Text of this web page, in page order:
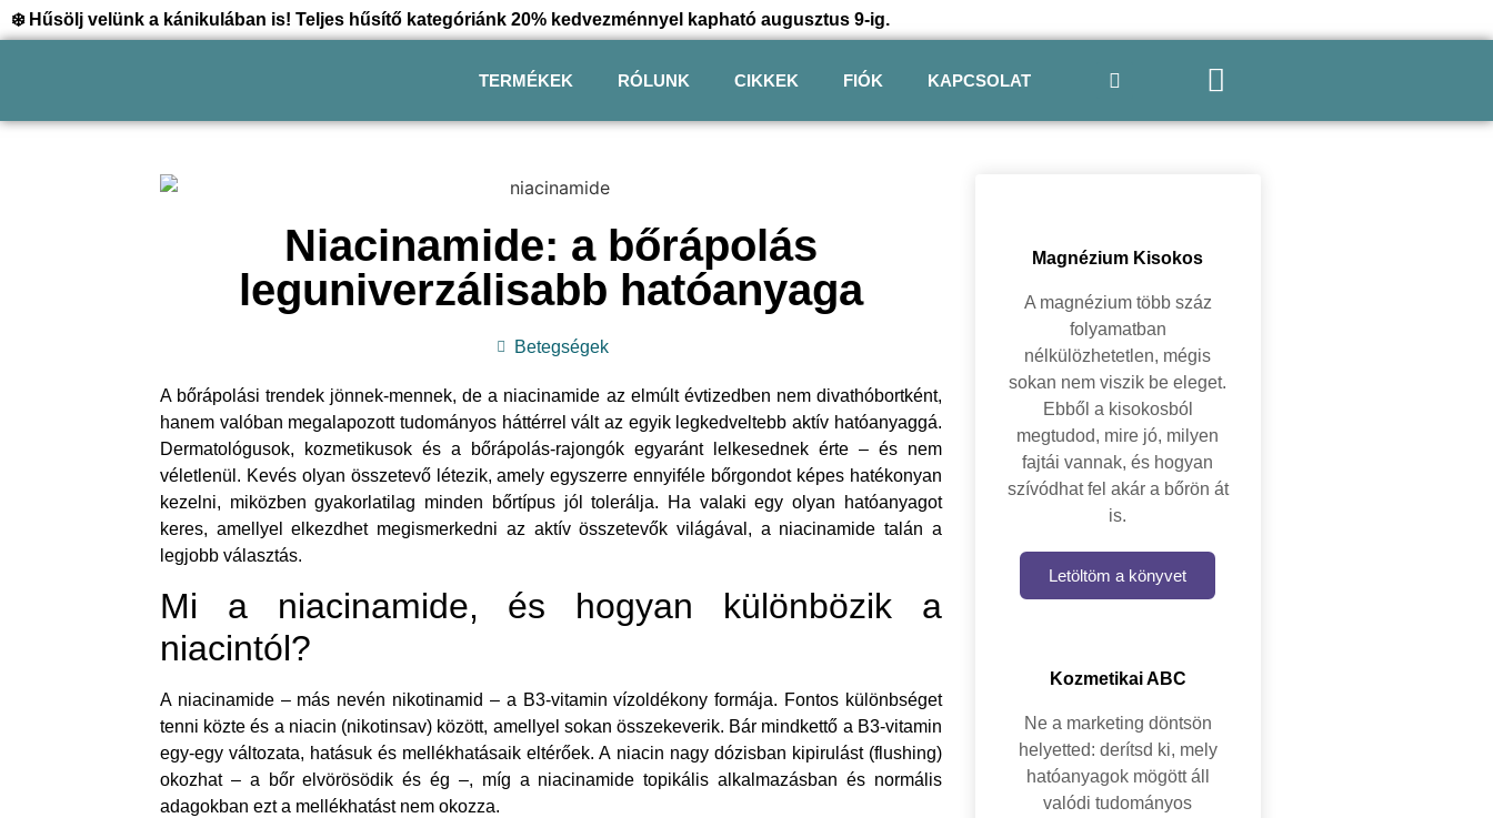
❄️ Hűsölj velünk a kánikulában is! Teljes hűsítő kategóriánk 20% kedvezménnyel kapható augusztus 9-ig.
TERMÉKEK RÓLUNK CIKKEK FIÓK KAPCSOLAT
Niacinamide: a bőrápolás
leguniverzálisabb hatóanyaga
Betegségek
A bőrápolási trendek jönnek-mennek, de a niacinamide az elmúlt évtizedben nem divathóbortként,
hanem valóban megalapozott tudományos háttérrel vált az egyik legkedveltebb aktív hatóanyaggá.
Dermatológusok, kozmetikusok és a bőrápolás-rajongók egyaránt lelkesednek érte – és nem
véletlenül. Kevés olyan összetevő létezik, amely egyszerre ennyiféle bőrgondot képes hatékonyan
kezelni, miközben gyakorlatilag minden bőrtípus jól tolerálja. Ha valaki egy olyan hatóanyagot
keres, amellyel elkezdhet megismerkedni az aktív összetevők világával, a niacinamide talán a
legjobb választás.
Mi a niacinamide, és hogyan különbözik a
niacintól?
A niacinamide – más nevén nikotinamid – a B3-vitamin vízoldékony formája. Fontos különbséget
tenni közte és a niacin (nikotinsav) között, amellyel sokan összekeverik. Bár mindkettő a B3-vitamin
egy-egy változata, hatásuk és mellékhatásaik eltérőek. A niacin nagy dózisban kipirulást (flushing)
okozhat – a bőr elvörösödik és ég –, míg a niacinamide topikális alkalmazásban és normális
adagokban ezt a mellékhatást nem okozza.
Magnézium Kisokos
A magnézium több száz
folyamatban
nélkülözhetetlen, mégis
sokan nem viszik be eleget.
Ebből a kisokosból
megtudod, mire jó, milyen
fajtái vannak, és hogyan
szívódhat fel akár a bőrön át
is.
Letöltöm a könyvet
Kozmetikai ABC
Ne a marketing döntsön
helyetted: derítsd ki, mely
hatóanyagok mögött áll
valódi tudományos